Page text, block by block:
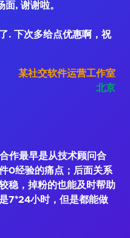
, 谢谢啦。
. 下次多给点优惠啊，祝
某社交软件运营工作室
北京
作最早是从技术顾问合
0经验的痛点；后面关系
稳，掉粉的也能及时帮助
7*24小时，但是都能做